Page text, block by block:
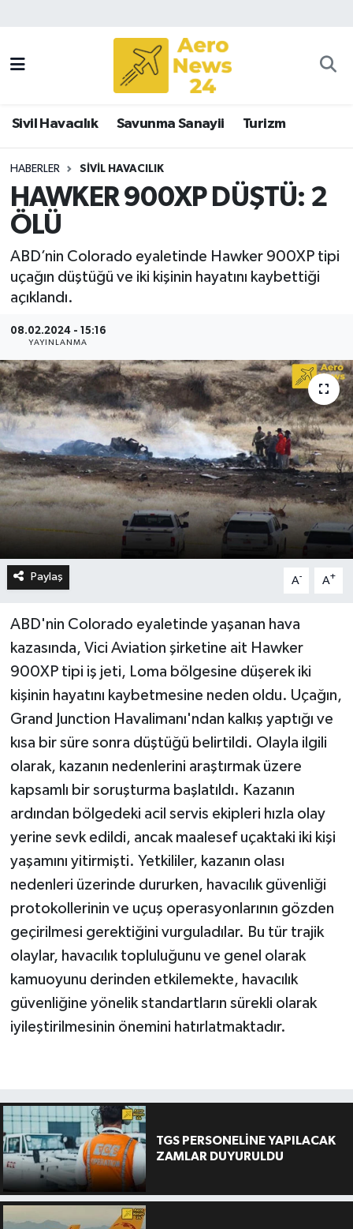
Sivil Havacılık Savunma Sanayii Turizm
HABERLER SIVIL HAVACILIK
HAWKER 900XP DÜŞTÜ: 2
ÖLÜ
ABD’nin Colorado eyaletinde Hawker 900XP tipi
uçağın düştüğü ve iki kişinin hayatını kaybettiği
açıklandı.
08.02.2024 - 15:16
YAYINLANMA
Paylaş A- A+
ABD'nin Colorado eyaletinde yaşanan hava
kazasında, Vici Aviation şirketine ait Hawker
900XP tipi iş jeti, Loma bölgesine düşerek iki
kişinin hayatını kaybetmesine neden oldu. Uçağın,
Grand Junction Havalimanı'ndan kalkış yaptığı ve
kısa bir süre sonra düştüğü belirtildi. Olayla ilgili
olarak, kazanın nedenlerini araştırmak üzere
kapsamlı bir soruşturma başlatıldı. Kazanın
ardından bölgedeki acil servis ekipleri hızla olay
yerine sevk edildi, ancak maalesef uçaktaki iki kişi
yaşamını yitirmişti. Yetkililer, kazanın olası
nedenleri üzerinde dururken, havacılık güvenliği
protokollerinin ve uçuş operasyonlarının gözden
geçirilmesi gerektiğini vurguladılar. Bu tür trajik
olaylar, havacılık topluluğunu ve genel olarak
kamuoyunu derinden etkilemekte, havacılık
güvenliğine yönelik standartların sürekli olarak
iyileştirilmesinin önemini hatırlatmaktadır.
TGS PERSONELİNE YAPILACAK
ZAMLAR DUYURULDU